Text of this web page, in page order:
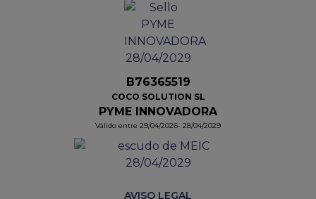
B76365519
COCO SOLUTION SL
PYME INNOVADORA
Válido entre 29/04/2026- 28/04/2029
AVISO LEGAL